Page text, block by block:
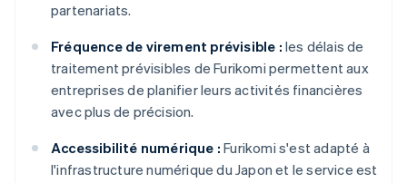
partenariats.
Fréquence de virement prévisible : les délais de
traitement prévisibles de Furikomi permettent aux
entreprises de planifier leurs activités financières
avec plus de précision.
Accessibilité numérique : Furikomi s'est adapté à
l'infrastructure numérique du Japon et le service est